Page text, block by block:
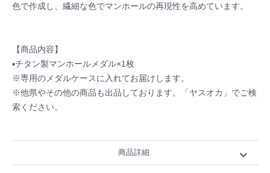
色で作成し、繊細な色でマンホールの再現性を高めています。
【商品内容】
▪チタン製マンホールメダル×1枚
※専用のメダルケースに入れてお届けします。
※他県やその他の商品も出品しております。「ヤスオカ」でご検
索ください。
商品詳細 expand_more